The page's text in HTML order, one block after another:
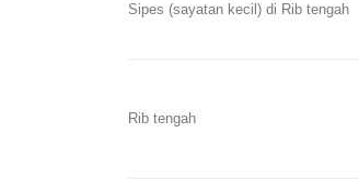
Sipes (sayatan kecil) di Rib tengah
Rib tengah